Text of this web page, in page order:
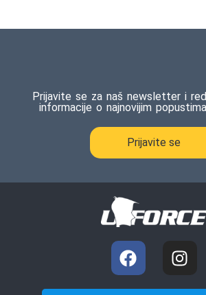
Prijavite se za naš newsletter i
informacije o najnovijim
Prijavite se